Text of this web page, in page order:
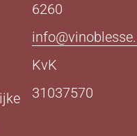
6260
KvK
31037570